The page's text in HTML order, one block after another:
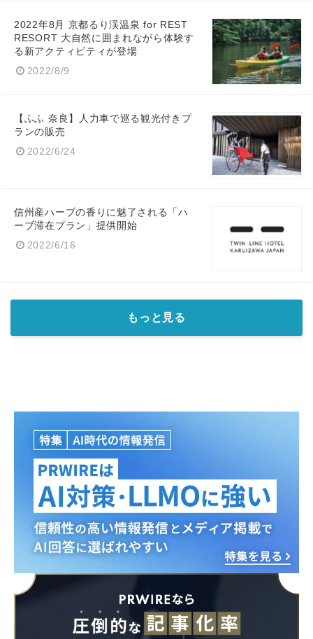
2022年8月 京都るり渓温泉 for REST
RESORT 大自然に囲まれながら体験す
る新アクティビティが登場
2022/8/9
【ふふ 奈良】人力車で巡る観光付きプ
ランの販売
2022/6/24
信州産ハーブの香りに魅了される「ハ
ーブ滞在プラン」提供開始
2022/6/16
もっと見る